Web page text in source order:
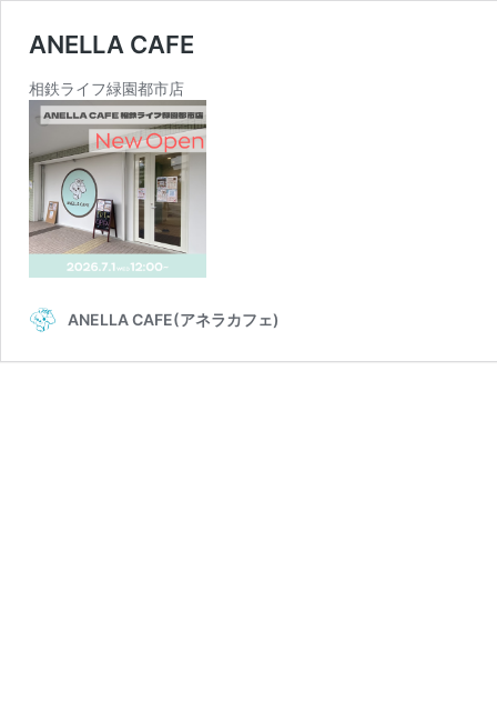
ANELLA CAFE
相鉄ライフ緑園都市店
ANELLA CAFE(アネラカフェ)